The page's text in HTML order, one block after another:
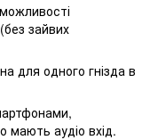
зайвих
для одного гнізда в
аудіо вхід.